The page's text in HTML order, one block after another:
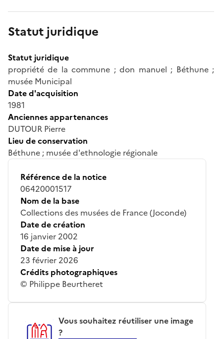
Statut juridique
Statut juridique
propriété de la commune ; don manuel ; Béthune ;
musée Municipal
Date d'acquisition
1981
Anciennes appartenances
DUTOUR Pierre
Lieu de conservation
Béthune ; musée d'ethnologie régionale
Référence de la notice
06420001517
Nom de la base
Collections des musées de France (Joconde)
Date de création
16 janvier 2002
Date de mise à jour
23 février 2026
Crédits photographiques
© Philippe Beurtheret
Vous souhaitez réutiliser une image
?